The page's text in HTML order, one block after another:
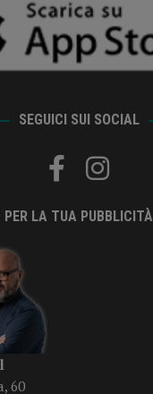
SEGUICI SUI SOCIAL
PER LA TUA PUBBLICITÀ
60